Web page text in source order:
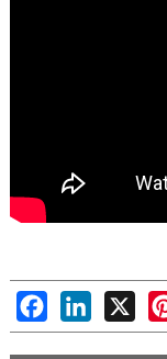
FacebookLinkedIn
X